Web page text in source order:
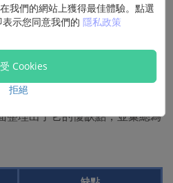
況。
之後，從軟體性能、功能、
整理出了它的優缺點，並彙總為
我們的網站上獲得最佳體驗。點選
表示您同意我們的 隱私政策
Cookies
拒絕